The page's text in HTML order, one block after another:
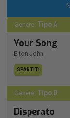
Genere: Tipo A
Your Song
Elton John
SPARTITI
Genere: Tipo D
Disperato